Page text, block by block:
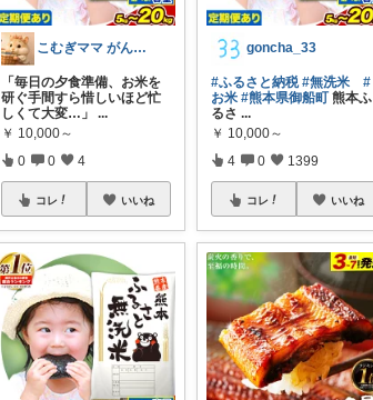
こむぎママ がんばりすぎるママを救う
「毎日の夕食準備、お米を
研ぐ手間すら惜しいほど忙
しくて大変…」
...
￥ 10,000～
0 0 4
コレ いいね
goncha_33
#ふるさと納税 #無洗米
#
お米 #熊本県御船町熊本ふ
るさ ...
￥ 10,000～
4 0 1399
コレ いいね